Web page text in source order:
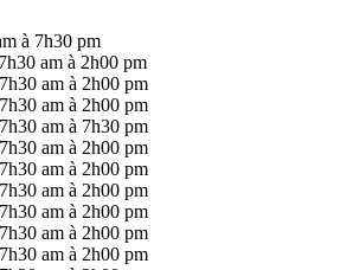
à 7h30 pm
7h30 am à 2h00 pm
7h30 am à 2h00 pm
7h30 am à 2h00 pm
7h30 am à 7h30 pm
7h30 am à 2h00 pm
7h30 am à 2h00 pm
7h30 am à 2h00 pm
7h30 am à 2h00 pm
7h30 am à 2h00 pm
7h30 am à 2h00 pm